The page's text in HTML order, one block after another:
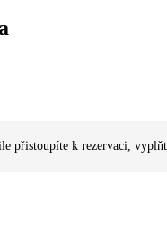
přistoupíte k rezervaci,